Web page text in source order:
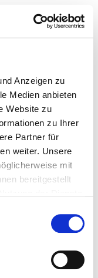
Anzeigen zu
Medien anbieten
Website zu
zu Ihrer
Partner für
weiter. Unsere
mit
bereitgestellt